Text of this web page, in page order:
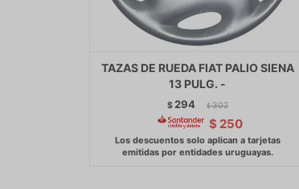
TAZAS DE RUEDA FIAT PALIO SIENA
13 PULG. -
$ 294 $ 302
$ 250